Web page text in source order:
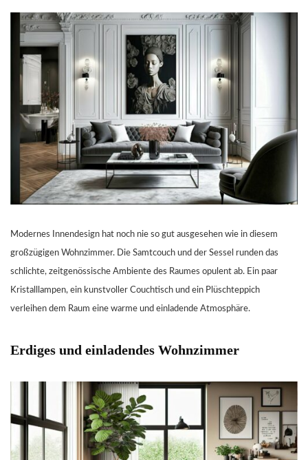
Modernes Innendesign hat noch nie so gut ausgesehen wie in diesem
großzügigen Wohnzimmer. Die Samtcouch und der Sessel runden das
schlichte, zeitgenössische Ambiente des Raumes opulent ab. Ein paar
Kristalllampen, ein kunstvoller Couchtisch und ein Plüschteppich
verleihen dem Raum eine warme und einladende Atmosphäre.
Erdiges und einladendes Wohnzimmer